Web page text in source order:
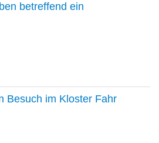
betreffend ein
Besuch im Kloster Fahr